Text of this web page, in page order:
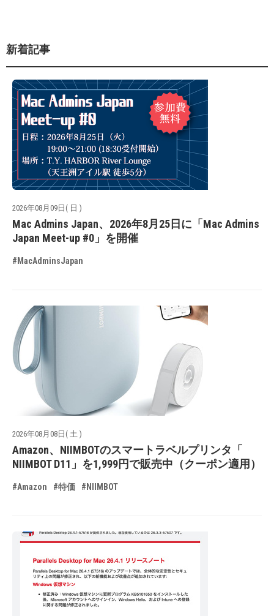
新着記事
2026年08月09日( 日 )
Mac Admins Japan、2026年8月25日に「Mac Admins
Japan Meet-up #0」を開催
#MacAdminsJapan
2026年08月08日( 土 )
Amazon、NIIMBOTのスマートラベルプリンタ「
NIIMBOT D11」を1,999円で販売中（クーポン適用）
#Amazon #特価 #NIIMBOT